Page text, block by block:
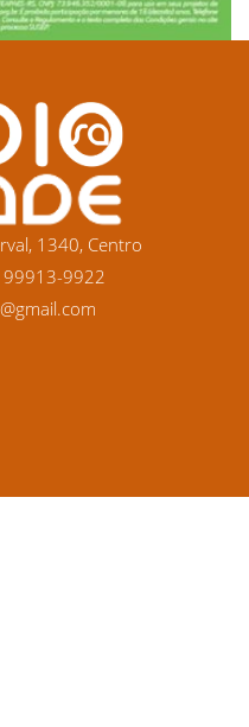
1340, Centro
9922